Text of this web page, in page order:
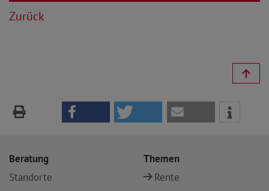
Zurück
Beratung
Standorte
Themen
Rente